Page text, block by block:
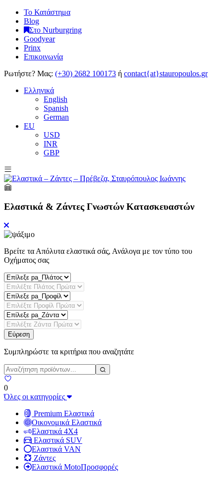
Το Κατάστημα
Blog
Στο Nurburgring
Goodyear
Prinx
Επικοινωνία
Ρωτήστε? Μας: (+30) 2682 100173 ή contact{at}stauropoulos.gr
Ελληνικά
English
Spanish
German
EU
USD
INR
GBP
Ελαστικά & Ζάντες Γνωστών Κατασκευαστών
Βρείτε τα Απόλυτα ελαστικά σάς, Ανάλογα με τον τύπο του
Οχήματος σας
Εύρεση
Συμπληρώστε τα κριτήρια που αναζητάτε
0
Όλες οι κατηγορίες
Premium Ελαστικά
Οικονομικά Ελαστικά
Ελαστικά 4X4
Ελαστικά SUV
Ελαστικά VAN
Ζάντες
Ελαστικά MotoΠροσφορές